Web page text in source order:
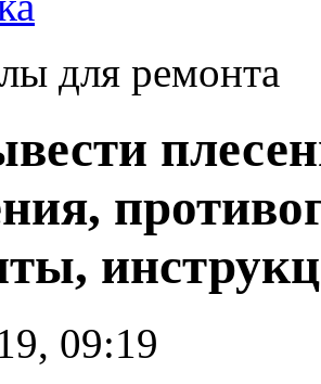
для ремонта
09:19